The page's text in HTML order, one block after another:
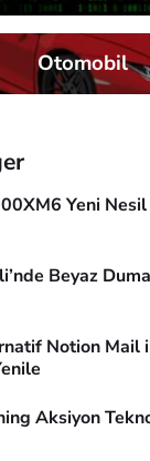
Otomobil
Yeni
Beyaz
Notion Mail
Aksiyon